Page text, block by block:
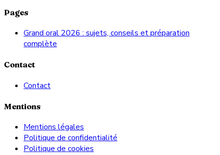
Pages
Grand oral 2026 : sujets, conseils et préparation
complète
Contact
Contact
Mentions
Mentions légales
Politique de confidentialité
Politique de cookies